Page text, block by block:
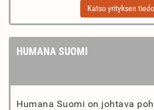
Katso yrityksen
HUMANA SUOMI
Humana Suomi on johtava